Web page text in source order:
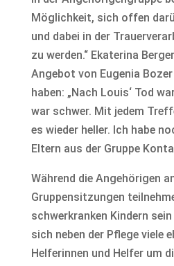
Möglichkeit, sich offen
und dabei in der
zu werden.“ Ekaterina
Angebot von Eugenia
haben: „Nach Louis‘ Tod
war schwer. Mit jedem
es wieder heller. Ich habe
Eltern aus der Gruppe
Während die Angehörigen
Gruppensitzungen
schwerkranken Kindern
sich neben der Pflege viele
Helferinnen und Helfer um